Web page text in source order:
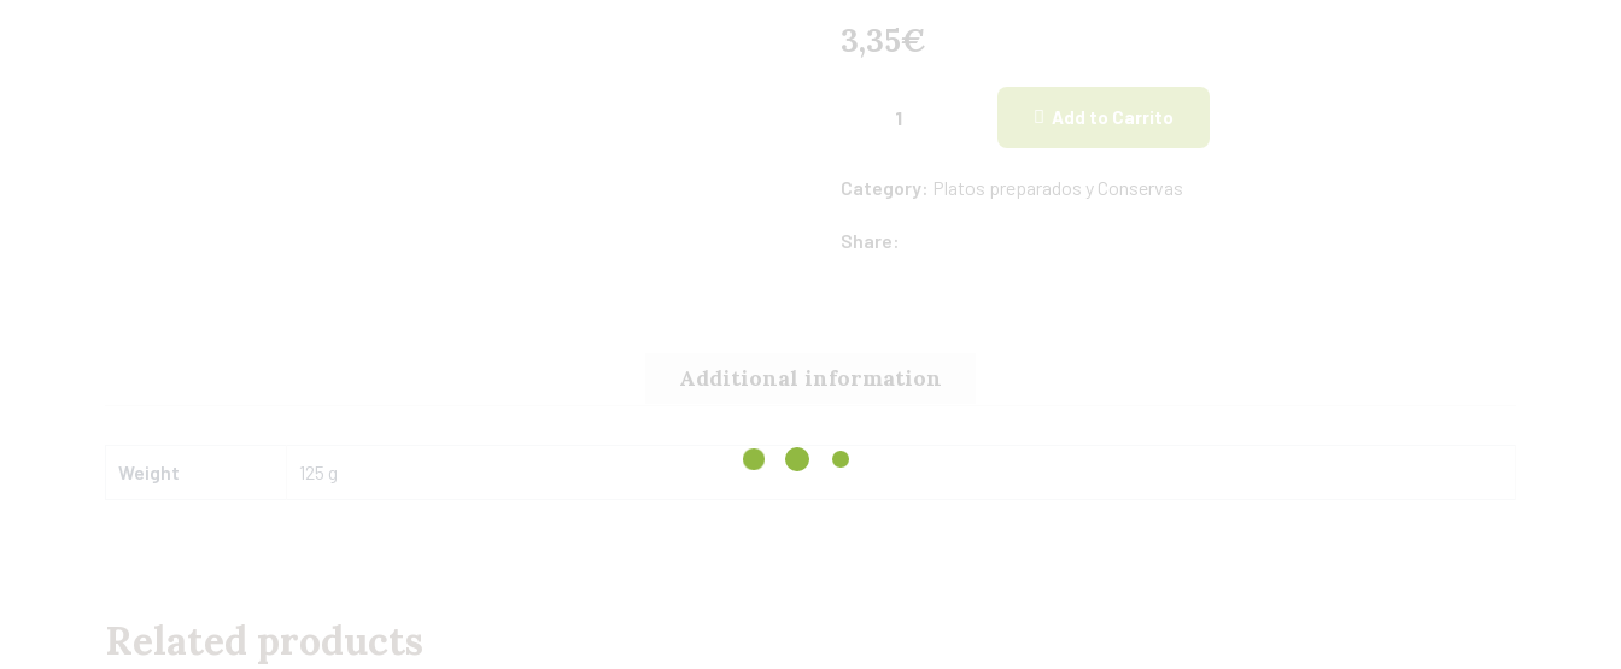
3,35€
Add to Carrito
Category: Platos preparados y Conservas
Share:
Additional information
Weight 125 g
Related products